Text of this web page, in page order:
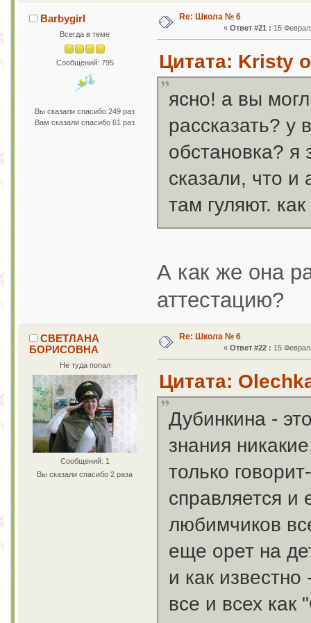
Barbygirl
Всегда в теме
Сообщений: 795
Вы сказали спасибо 249 раз
Вам сказали спасибо 61 раз
Re: Школа № 6
«Ответ #21 : 15
Цитата: Kristy
ясно! а вы
рассказать? у
обстановка? я
сказали, что и
там гуляют.
А как же она
аттестацию?
СВЕТЛАНА
БОРИСОВНА
Не туда попал
Сообщений: 1
Вы сказали спасибо 2 раза
Re: Школа № 6
« Ответ #22 : 15
Цитата:
Дубинкина -
знания
только
справляется и
любимчиков
еще орет на
и как
все и всех